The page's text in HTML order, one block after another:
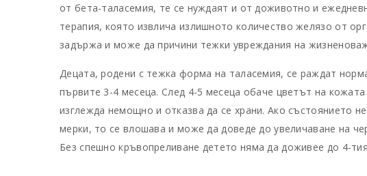
от бета-таласемия, те се нуждаят и от доживотно и
терапия, която извлича излишното количество желязо от
задържа и може да причини тежки увреждания на
Децата, родени с тежка форма на таласемия, се раждат
първите 3-4 месеца. След 4-5 месеца обаче цветът на
изглежда немощно и отказва да се храни. Ако състоянието
мерки, то се влошава и може да доведе до увеличаване на
Без спешно кръвопреливане детето няма да доживее до 4-